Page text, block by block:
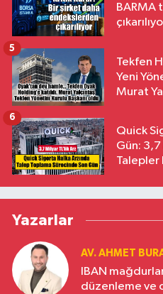
BARMA
Tekfen
Yeni
Murat
5
Quick
Gün: 3,7
Talepler
6
Yazarlar
AV. AHMET
IBAN
düzenleme ve